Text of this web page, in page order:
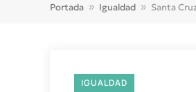
Portada » Igualdad » Santa
IGUALDAD